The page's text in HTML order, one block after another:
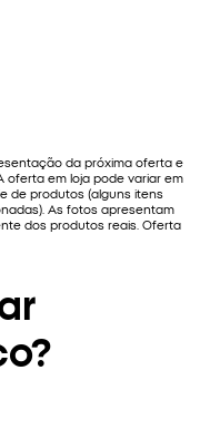
da próxima oferta e
oferta em loja pode variar em
de produtos (alguns itens
As fotos apresentam
dos produtos reais. Oferta